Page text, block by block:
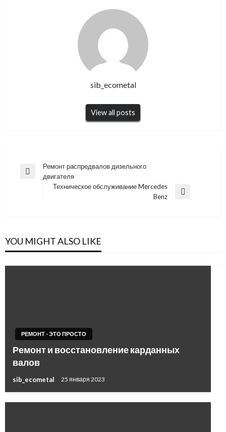
sib_ecometal
View all posts
Навигация
Previous
Ремонт распредвалов дизельного
двигателя
Техническое обслуживание Mercedes
Benz
YOU MIGHT ALSO LIKE
РЕМОНТ - ЭТО ПРОСТО
Ремонт и восстановление карданных
валов
sib_ecometal 25 января 2023